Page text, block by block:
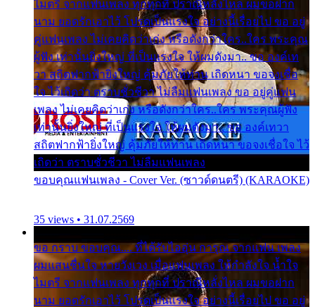
ไมตรี จากแฟนเพลง ทุกทุกที่ ปราณีหลั่งไหล ผมขอฝาก
นาม ยอดรักเอาไว้ โปรดเป็นแรงใจ อย่างนี้เรื่อยไป ขอ อยู่
คู่แฟนเพลง ไม่เคยคิดว่าเก่ง หรือดังกว่าใคร..ใคร พระคุณ
ผู้ฟัง เท่านั้นยิ่งใหญ่ ที่เป็นแรงใจ ให้ผมดังมา.. ขอ องค์เท
วา สถิตฟากฟ้ายิ่งใหญ่ คุ้มภัยให้ท่าน เถิดหนา ขอจงเชื่อ
ใจ ไว้เถิดว่า ตราบชั่วชีวา ไม่ลืมแฟนเพลง ขอ อยู่คู่แฟน
เพลง ไม่เคยคิดว่าเก่ง หรือดังกว่าใคร..ใคร พระคุณผู้ฟัง
เท่านั้นยิ่งใหญ่ ที่เป็นแรงใจ ให้ผมดังมา.. ขอ องค์เทวา
สถิตฟากฟ้ายิ่งใหญ่ คุ้มภัยให้ท่าน เถิดหนา ขอจงเชื่อใจ ไว้
เถิดว่า ตราบชั่วชีวา ไม่ลืมแฟนเพลง
ขอบคุณแฟนเพลง - Cover Ver. (ซาวด์ดนตรี) (KARAOKE)
35 views • 31.07.2569
ขอ กราบ ขอบคุณ.... ที่ได้รับไออุ่น การุณ จากแฟน เพลง
ผมแสนชื่นใจ หายวังเวง เมื่อแฟนเพลง ให้กำลังใจ น้ำใจ
ไมตรี จากแฟนเพลง ทุกทุกที่ ปราณีหลั่งไหล ผมขอฝาก
นาม ยอดรักเอาไว้ โปรดเป็นแรงใจ อย่างนี้เรื่อยไป ขอ อยู่